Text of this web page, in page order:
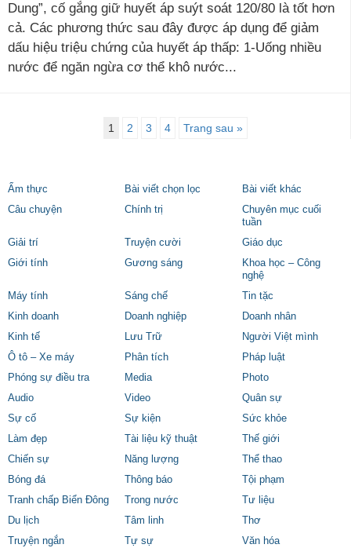
Dung”, cố gắng giữ huyết áp suýt soát 120/80 là tốt hơn
cả. Các phương thức sau đây được áp dụng để giảm
dấu hiệu triệu chứng của huyết áp thấp: 1-Uống nhiều
nước để ngăn ngừa cơ thể khô nước...
1 2 3 4 Trang sau »
Ẩm thực Bài viết chọn lọc
Bài viết khác
Câu chuyện
Chính trị
Chuyên mục cuối
tuần
Giải trí
Truyện cười
Giáo dục
Giới tính
Gương sáng
Khoa học – Công
nghệ
Máy tính
Sáng chế
Tin tặc
Kinh doanh
Doanh nghiệp
Doanh nhân
Kinh tế
Lưu Trữ
Người Việt mình
Ô tô – Xe máy
Phân tích
Pháp luật
Phóng sự điều tra
Media
Photo
Audio
Video
Quân sự
Sự cố
Sự kiện
Sức khỏe
Làm đẹp
Tài liệu kỹ thuật
Thế giới
Chiến sự
Năng lượng
Thể thao
Bóng đá
Thông báo
Tội phạm
Tranh chấp Biển Đông
Trong nước
Tư liệu
Du lịch
Tâm linh
Thơ
Truyện ngắn
Tự sự Văn hóa